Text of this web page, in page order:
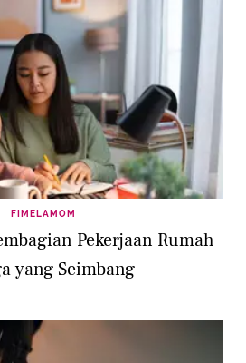
FIMELAMOM
Pekerjaan Rumah
yang Seimbang